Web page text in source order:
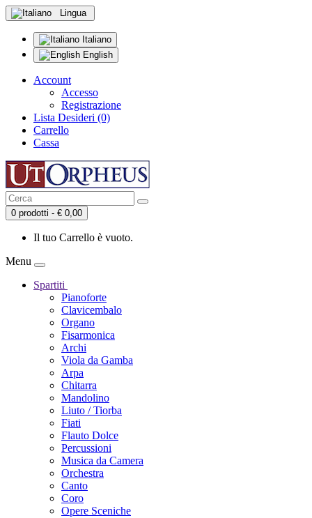
Lingua
Italiano
English
Account
Accesso
Registrazione
Lista Desideri (0)
Carrello
Cassa
0 prodotti - € 0,00
Il tuo Carrello è vuoto.
Menu
Spartiti
Pianoforte
Clavicembalo
Organo
Fisarmonica
Archi
Viola da Gamba
Arpa
Chitarra
Mandolino
Liuto / Tiorba
Fiati
Flauto Dolce
Percussioni
Musica da Camera
Orchestra
Canto
Coro
Opere Sceniche